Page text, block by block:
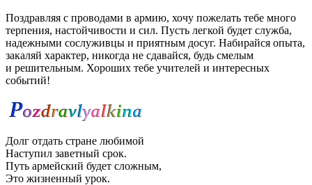
Поздравляя с проводами в армию, хочу пожелать тебе много
терпения, настойчивости и сил. Пусть легкой будет служба,
надежными сослуживцы и приятным досуг. Набирайся опыта,
закаляй характер, никогда не сдавайся, будь смелым
и решительным. Хороших тебе учителей и интересных
событий!
Долг отдать стране любимой
Наступил заветный срок.
Путь армейский будет сложным,
Это жизненный урок.